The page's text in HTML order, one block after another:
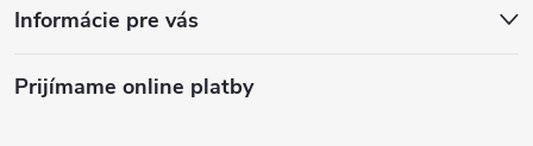
Informácie pre vás
Prijímame online platby